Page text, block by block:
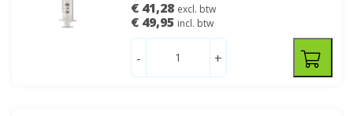
€ 41,28 excl. btw
€ 49,95 incl. btw
- +